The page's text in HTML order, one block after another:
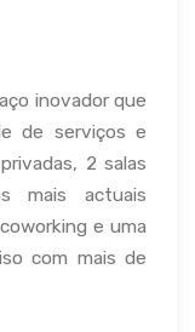
inovador que
de serviços e
2 salas
mais actuais
e uma
com mais de